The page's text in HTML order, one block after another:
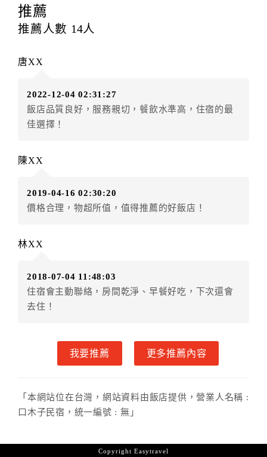
未提出申辦不得異動訂單。
每筆訂單異動限定
辦理取消退款。
房者應補足差額。（限原訂飯店）
房者不得要求退其差額。（限原訂飯店）
五、保留住宿權益(保留住房)
（提出申辦日為保留起算日）
店客滿，敬請及早計畫，如逾時未提出申辦，視同無條
件放棄訂單（住宿權益）。 （限原訂飯店使用）
得辦理取消退款。
．訂單異動後，訂單費用總計小於原訂單費用總計時，
訂房者不得要求退其差額。限原訂飯店
◎住房日30天前辦理者，訂單費用扣除總計0%為手續費
◎住房日14天前辦理者，訂單費用扣除總計50%為手續
◎住房日7天前辦理者，訂單費用扣除總計65%為手續費
◎住房日1天前辦理者，訂單費用扣除總計100%為手續
◎住房日當日辦理者，訂單費用扣除總計100%為手續費
推薦
推薦人數 14人
唐XX
2022-12-04 02:31:27
飯店品質良好，服務親切，餐飲水準高，住宿的最
佳選擇！
陳XX
2019-04-16 02:30:20
價格合理，物超所值，值得推薦的好飯店！
林XX
2018-07-04 11:48:03
住宿會主動聯絡，房間乾淨、早餐好吃，下次還會
去住！
我要推薦 更多推薦內容
「本網站位在台灣，網站資料由飯店提供，營業人名稱 :
口木子民宿，統一編號 : 無」
Copyright Easytravel